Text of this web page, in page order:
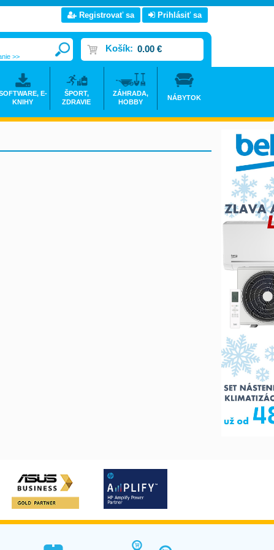
Registrovať sa Prihlásiť sa
Košík: 0.00 €
>>
E-
KNIHY
ŠPORT,
ZDRAVIE
ZÁHRADA,
HOBBY
NÁBYTOK